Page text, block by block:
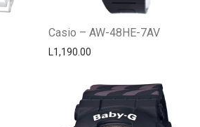
Casio – AW-48HE-7AV
L1,190.00